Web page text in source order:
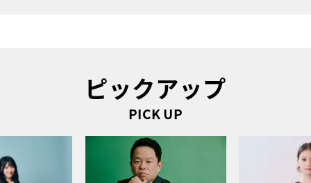
ピックアップ
PICK UP